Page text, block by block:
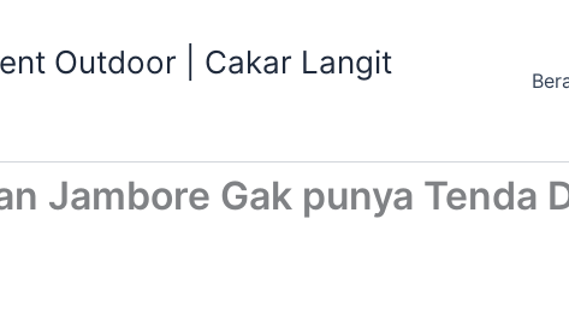
Outdoor | Cakar Langit
Jambore Gak punya Tenda